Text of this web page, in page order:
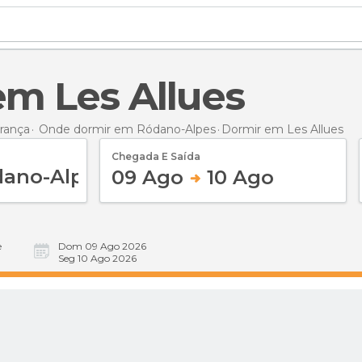
Les Allues
Onde dormir em Ródano-Alpes Dormir em Les Allues
Chegada E Saída
09 Ago 10 Ago
Dom 09 Ago 2026
Seg 10 Ago 2026